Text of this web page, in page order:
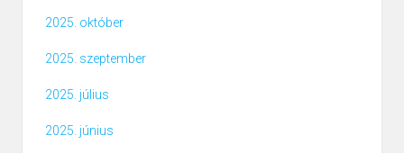
2025. október
2025. szeptember
2025. július
2025. június